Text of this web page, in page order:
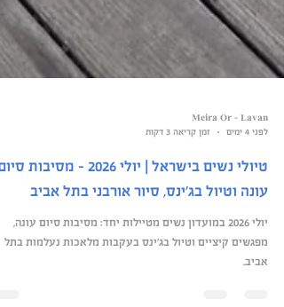
לפני 4 ימים
זמן קריאה 3 דקות
עונה וטיול בג׳ינס, סיור אורבני בתל אביב